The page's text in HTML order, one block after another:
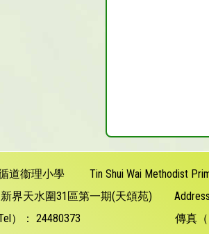
道衞理小學
Tin Shui Wai Methodist
新界天水圍31區第一期(天頌苑)
）： 24480373 傳真（